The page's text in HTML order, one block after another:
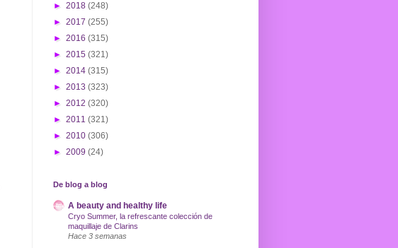
► 2018 (248)
► 2017 (255)
► 2016 (315)
► 2015 (321)
► 2014 (315)
► 2013 (323)
► 2012 (320)
► 2011 (321)
► 2010 (306)
► 2009 (24)
De blog a blog
A beauty and healthy life
Cryo Summer, la refrescante colección de
maquillaje de Clarins
Hace 3 semanas